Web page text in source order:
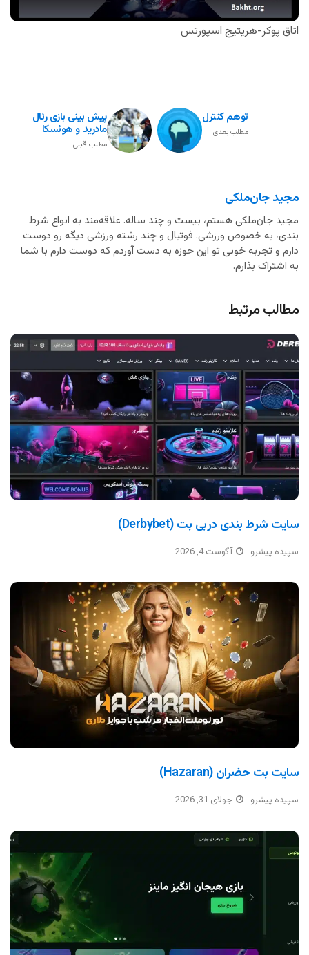
اتاق پوکر-هریتیج اسپورتس
پیش بینی بازی رئال
مادرید و هوئسکا
مطلب قبلی
توهم کنترل
مطلب بعدی
مجید جان‌ملکی
مجید جان‌ملکی هستم، بیست و چند ساله. علاقه‌مند به انواع شرط
بندی، به خصوص ورزشی. فوتبال و چند رشته ورزشی دیگه رو دوست
دارم و تجربه خوبی تو این حوزه به دست آوردم که دوست دارم با شما
به اشتراک بذارم.
مطالب مرتبط
سایت شرط بندی دربی بت (Derbybet)
سپیده پیشرو آگوست 4, 2026
سایت بت حضران (Hazaran)
سپیده پیشرو جولای 31, 2026